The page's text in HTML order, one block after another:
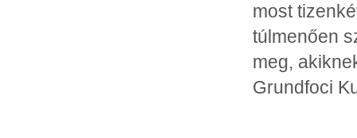
most
túlmenően
meg,
Grundfoci